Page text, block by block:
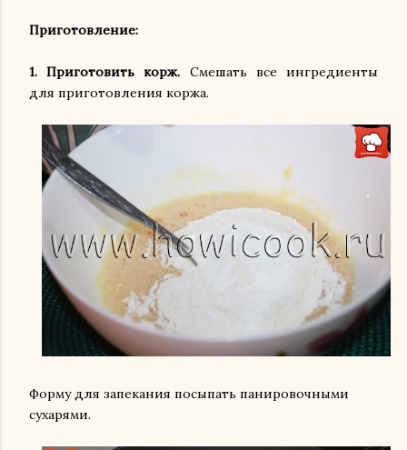
Приготовление:
1. Приготовить корж. Смешать все ингредиенты
для приготовления коржа.
Форму для запекания посыпать панировочными
сухарями.